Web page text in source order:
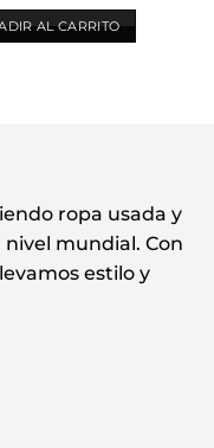
AL CARRITO
ropa usada y
mundial. Con
estilo y